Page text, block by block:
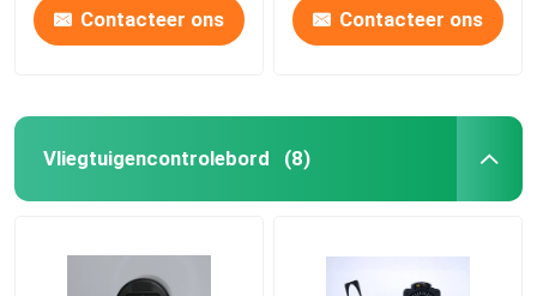
Contacteer ons Contacteer ons
Vliegtuigencontrolebord (8)